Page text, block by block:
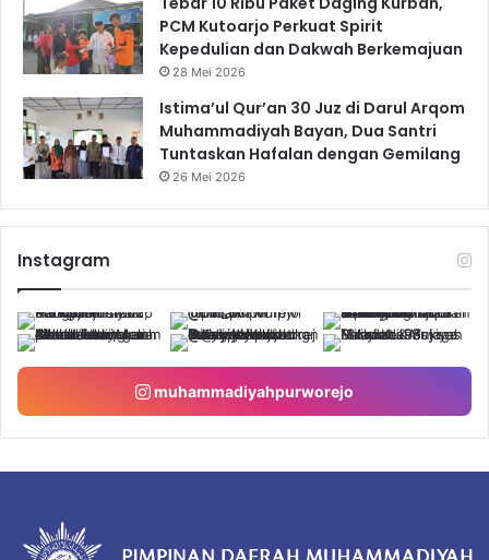
PCM Kutoarjo Perkuat Spirit
Kepedulian dan Dakwah Berkemajuan
28 Mei 2026
Istima’ul Qur’an 30 Juz di Darul Arqom
Muhammadiyah Bayan, Dua Santri
Tuntaskan Hafalan dengan Gemilang
26 Mei 2026
Instagram
muhammadiyahpurworejo